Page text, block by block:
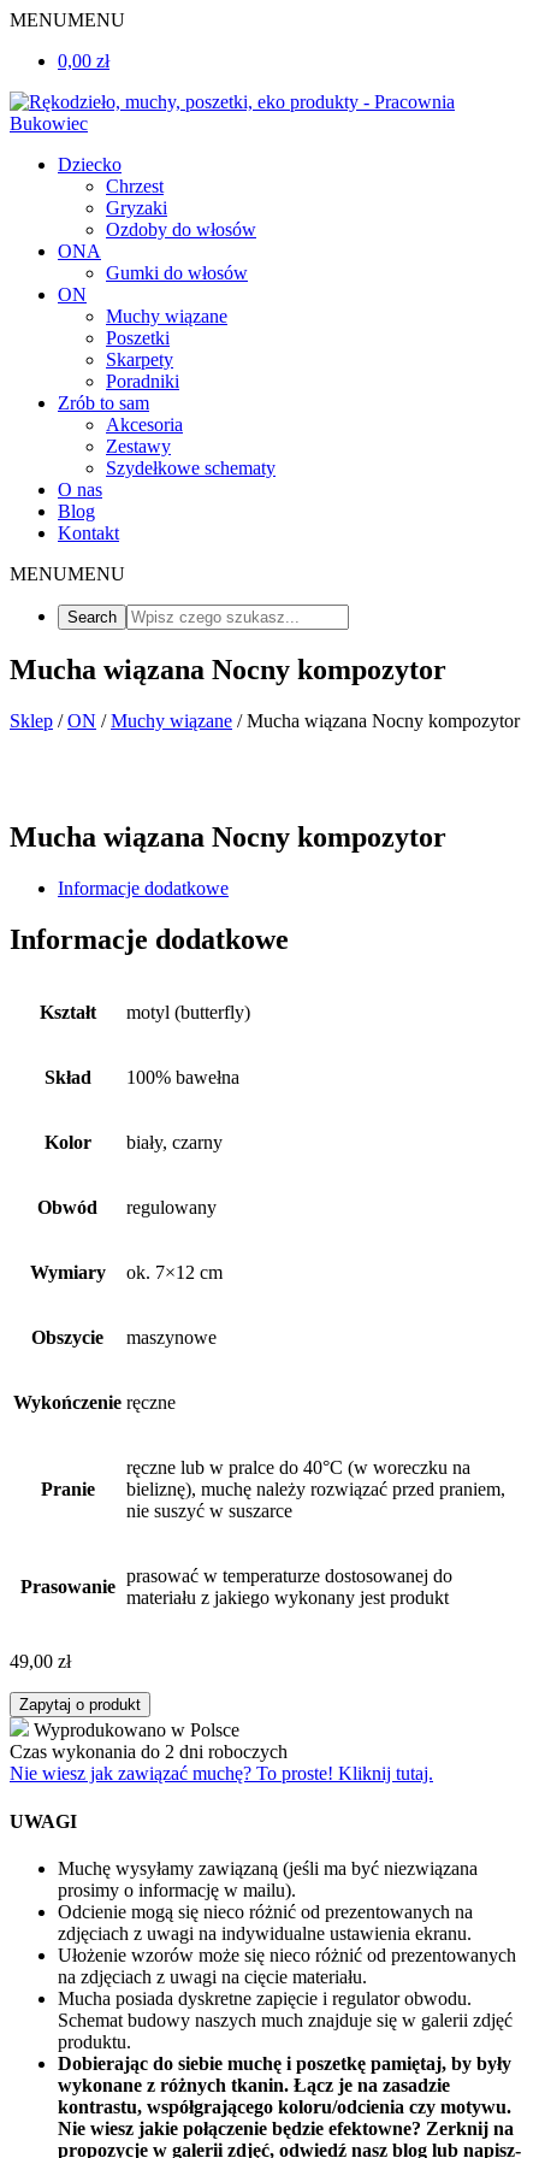
MENUMENU
0,00 zł
Dziecko
Chrzest
Gryzaki
Ozdoby do włosów
ONA
Gumki do włosów
ON
Muchy wiązane
Poszetki
Skarpety
Poradniki
Zrób to sam
Akcesoria
Zestawy
Szydełkowe schematy
O nas
Blog
Kontakt
MENUMENU
Mucha wiązana Nocny kompozytor
Sklep /ON /Muchy wiązane / Mucha wiązana Nocny kompozytor
Mucha wiązana Nocny kompozytor
Informacje dodatkowe
Informacje dodatkowe
Kształt motyl (butterfly)
Skład 100% bawełna
Kolor biały, czarny
Obwód regulowany
Wymiary ok. 7×12 cm
Obszycie maszynowe
Wykończenie ręczne
Pranie
ręczne lub w pralce do 40°C (w woreczku na
bieliznę), muchę należy rozwiązać przed praniem,
nie suszyć w suszarce
Prasowanie
prasować w temperaturze dostosowanej do
materiału z jakiego wykonany jest produkt
49,00 zł
Zapytaj o produkt
Wyprodukowano w Polsce
Czas wykonania do 2 dni roboczych
Nie wiesz jak zawiązać muchę? To proste! Kliknij tutaj.
UWAGI
Muchę wysyłamy zawiązaną (jeśli ma być niezwiązana
prosimy o informację w mailu).
Odcienie mogą się nieco różnić od prezentowanych na
zdjęciach z uwagi na indywidualne ustawienia ekranu.
Ułożenie wzorów może się nieco różnić od prezentowanych
na zdjęciach z uwagi na cięcie materiału.
Mucha posiada dyskretne zapięcie i regulator obwodu.
Schemat budowy naszych much znajduje się w galerii zdjęć
produktu.
Dobierając do siebie muchę i poszetkę pamiętaj, by były
wykonane z różnych tkanin. Łącz je na zasadzie
kontrastu, współgrającego koloru/odcienia czy motywu.
Nie wiesz jakie połączenie będzie efektowne? Zerknij na
propozycje w galerii zdjęć, odwiedź nasz blog lub napisz-